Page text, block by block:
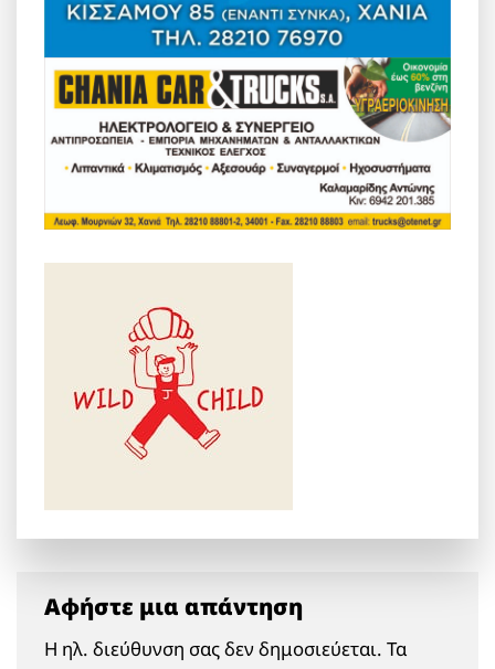
Αφήστε μια απάντηση
Η ηλ. διεύθυνση σας δεν δημοσιεύεται. Τα